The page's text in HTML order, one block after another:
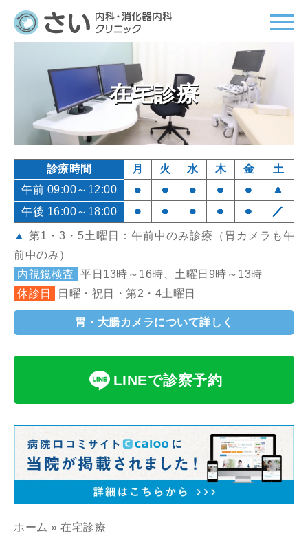
在宅診療
診療時間 月 火 水 木 金
土
午前 09:00～12:00
● ● ● ● ●
▲
午後 16:00～18:00
● ● ● ● ● ／
▲ 第1・3・5土曜日：午前中のみ診療（胃カメラも午
前中のみ）
内視鏡検査
平日13時～16時、土曜日9時～13時
休診日
日曜・祝日・第2・4土曜日
胃・大腸カメラについて詳しく
LINEで診察予約
ホーム » 在宅診療